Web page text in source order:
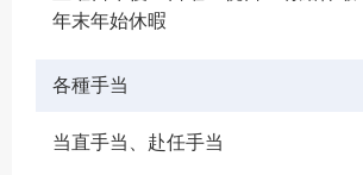
年末年始休暇
各種手当
当直手当、赴任手当